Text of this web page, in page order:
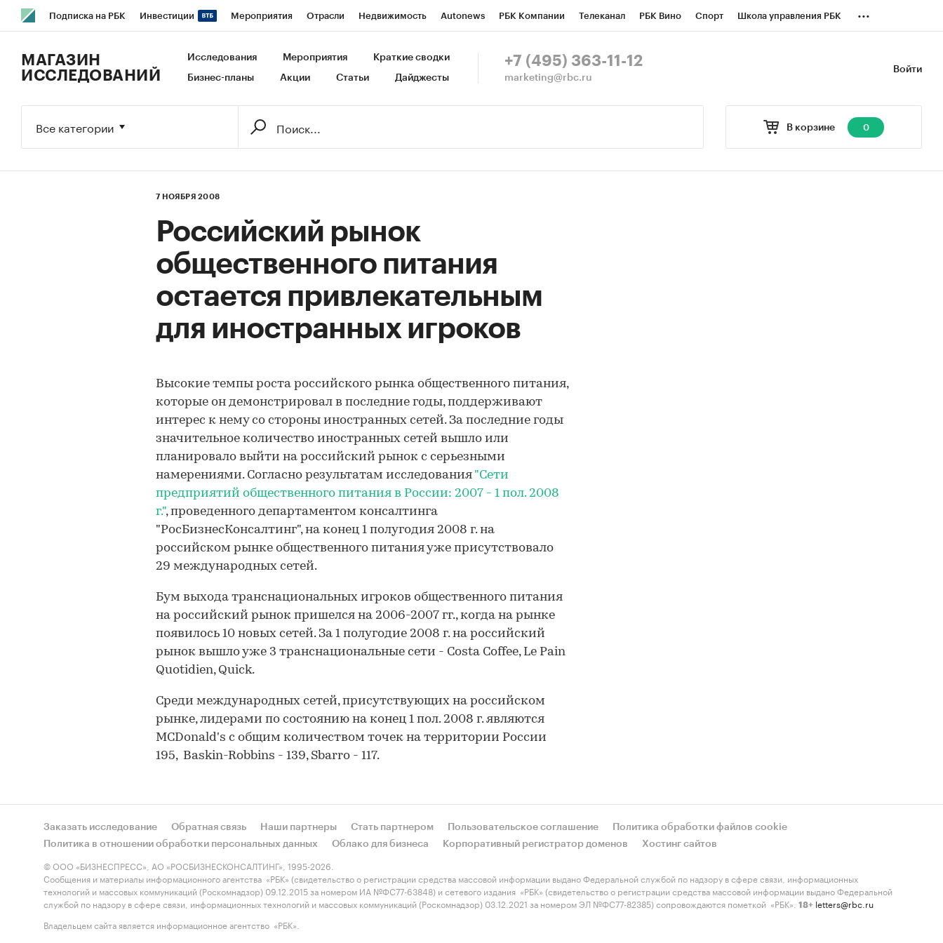
Подписка на РБК Инвестиции Мероприятия Отрасли Недвижимость Autonews РБК Компании Телеканал РБК Вино Спорт Школа управления РБК
Исследования Кредитные рейтинги Франшизы Газета Спецпроекты СПб Конференции СПб Спецпроекты
...
Войти
МАГАЗИН
ИССЛЕДОВАНИЙ
Исследования Мероприятия Краткие сводки
Бизнес-планы Акции Статьи Дайджесты
+7 (495) 363-11-12
marketing@rbc.ru
В корзине 0
Все категории
7 НОЯБРЯ 2008
Российский рынок
общественного питания
остается привлекательным
для иностранных игроков
Высокие темпы роста российского рынка общественного питания,
которые он демонстрировал в последние годы, поддерживают
интерес к нему со стороны иностранных сетей. За последние годы
значительное количество иностранных сетей вышло или
планировало выйти на российский рынок с серьезными
намерениями. Согласно результатам исследования "Сети
предприятий общественного питания в России: 2007 - 1 пол. 2008
г.", проведенного департаментом консалтинга
"РосБизнесКонсалтинг", на конец 1 полугодия 2008 г. на
российском рынке общественного питания уже присутствовало
29 международных сетей.
Бум выхода транснациональных игроков общественного питания
на российский рынок пришелся на 2006-2007 гг., когда на рынке
появилось 10 новых сетей. За 1 полугодие 2008 г. на российский
рынок вышло уже 3 транснациональные сети - Costa Coffee, Le Pain
Quotidien, Quick.
Среди международных сетей, присутствующих на российском
рынке, лидерами по состоянию на конец 1 пол. 2008 г. являются
MCDonald's с общим количеством точек на территории России
195, Baskin-Robbins - 139, Sbarro - 117.
Заказать исследование Обратная связь Наши партнеры Стать партнером Пользовательское соглашение
Политика обработки файлов cookie
Политика в отношении обработки персональных данных
Облако для бизнеса Корпоративный регистратор доменов Хостинг сайтов
© ООО «БИЗНЕСПРЕСС», АО «РОСБИЗНЕСКОНСАЛТИНГ», 1995-2026.
Сообщения и материалы информационного агентства «РБК» (свидетельство о регистрации средства массовой информации выдано Федеральной службой по надзору в сфере связи, информационных
технологий и массовых коммуникаций (Роскомнадзор) 09.12.2015 за номером ИА №ФС77-63848) и сетевого издания «РБК» (свидетельство о регистрации средства массовой информации выдано Федеральной
службой по надзору в сфере связи, информационных технологий и массовых коммуникаций (Роскомнадзор) 03.12.2021 за номером ЭЛ №ФС77-82385) сопровождаются пометкой «РБК».
18+ letters@rbc.ru
Владельцем сайта является информационное агентство «РБК».